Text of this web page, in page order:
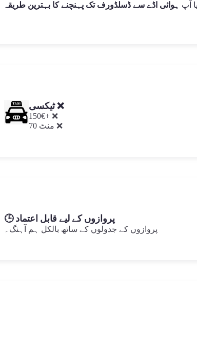
آپ ہوائی اڈے سے ڈسلڈورف تک پہنچنے کا بہترین طریقہ
ٹیکسی ❌
150€+ ❌
70 منٹ ❌
🕒 پروازوں کے لیے قابل اعتماد
پروازوں کے جدولوں کے ساتھ بالکل ہم آہنگ۔